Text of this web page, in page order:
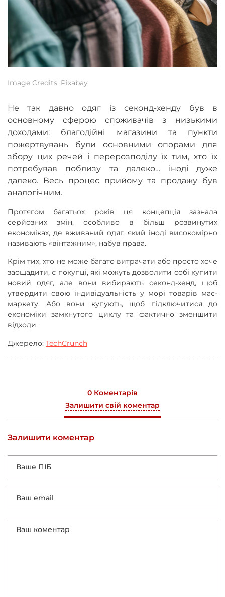
Image Credits: Pixabay
Не так давно одяг із секонд-хенду був в
основному сферою споживачів з низькими
доходами: благодійні магазини та пункти
пожертвувань були основними опорами для
збору цих речей і перерозподілу їх тим, хто їх
потребував поблизу та далеко… іноді дуже
далеко. Весь процес прийому та продажу був
аналогічним.
Протягом багатьох років ця концепція зазнала
серйозних змін, особливо в більш розвинутих
економіках, де вживаний одяг, який іноді високомірно
називають «вінтажним», набув права.
Крім тих, хто не може багато витрачати або просто хоче
заощадити, є покупці, які можуть дозволити собі купити
новий одяг, але вони вибирають секонд-хенд, щоб
утвердити свою індивідуальність у морі товарів мас-
маркету. Або вони купують, щоб підключитися до
економіки замкнутого циклу та фактично зменшити
відходи.
Джерело: TechCrunch
0 Коментарів
Залишити свій коментар
Залишити коментар